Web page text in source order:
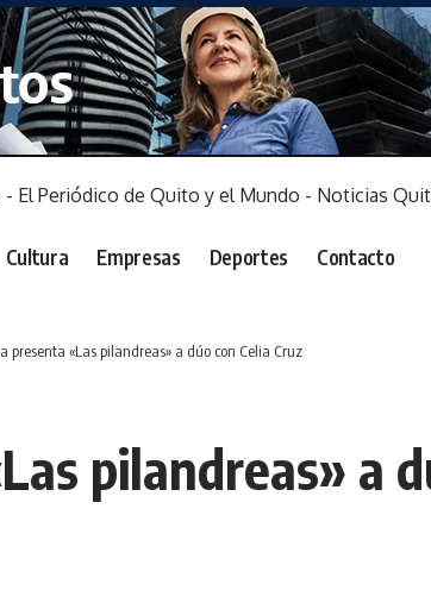
Cultura Empresas Deportes Contacto
presenta «Las pilandreas» a dúo con Celia Cruz
pilandreas» a